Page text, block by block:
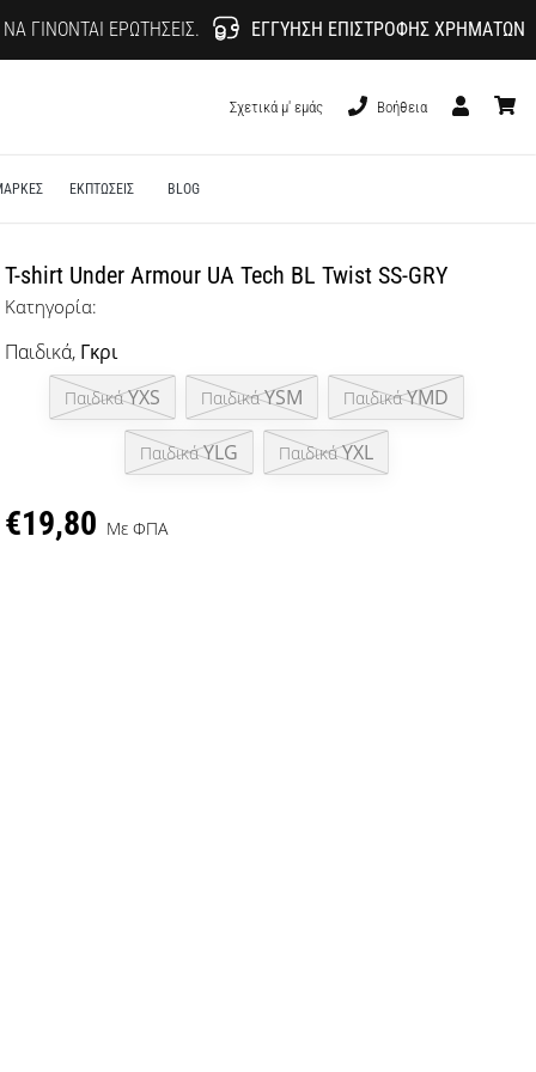
ΓΊΝΟΝΤΑΙ ΕΡΩΤΉΣΕΙΣ. ΕΓΓΎΗΣΗ ΕΠΙΣΤΡΟΦΉΣ ΧΡΗΜΆΤΩΝ
Σχετικά μ' εμάς
Βοήθεια
ΕΚΠΤΩΣΕΙΣ BLOG
T-shirt Under Armour UA Tech BL Twist SS-GRY
Κατηγορία:
Παιδικά, Γκρι
Παιδικά YXS Παιδικά YSM Παιδικά YMD
Παιδικά YLG Παιδικά YXL
€19,80 Με ΦΠΑ